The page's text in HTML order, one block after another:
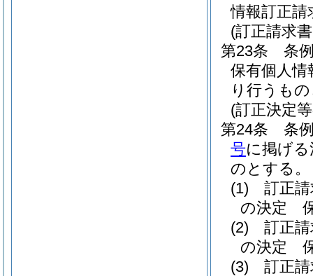
情報訂正請
(訂正請求
第23条
条
保有個人情
り行うも
(訂正決定
第24条
条
号に掲げ
のとする。
(1)
訂正
の決定
(2)
訂正
の決定
(3)
訂正